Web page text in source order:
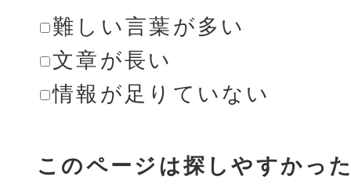
難しい言葉が多い
文章が長い
情報が足りていない
このページは探しやすかっ